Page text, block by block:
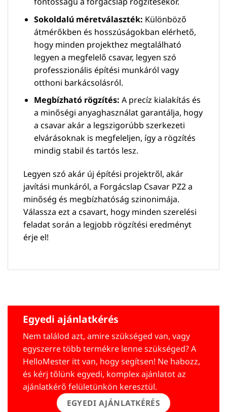
Sokoldalú méretválaszték: Különböző
átmérőkben és hosszúságokban elérhető,
hogy minden projekthez megtalálható
legyen a megfelelő csavar, legyen szó
professzionális építési munkáról vagy
otthoni barkácsolásról.
Megbízható rögzítés: A precíz kialakítás és
a minőségi anyaghasználat garantálja, hogy
a csavar akár a legszigorúbb szerkezeti
elvárásoknak is megfeleljen, így a rögzítés
mindig stabil és tartós lesz.
Legyen szó akár új építési projektről, akár
javítási munkáról, a Forgácslap Csavar PZ2 a
minőség és megbízhatóság szinonimája.
Válassza ezt a csavart, hogy minden szerelési
feladat során a legjobb rögzítési eredményt
érje el!
Egyedi ajánlatkérés
Nem találod azt, amire szükséged van, vagy
egyszerre több termékre lenne szükséged? A
HelloMester itt van, hogy segítsen! Ne habozz,
és kérj tőlünk egyedi, komplex ajánlatot az
ajánlatkérő felületünkön keresztül.
EGYEDI AJÁNLATKÉRÉS